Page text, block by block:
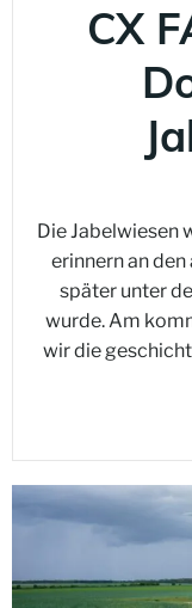
CX
Die Jabelwiesen
erinnern an
später unter
wurde. Am
wir die